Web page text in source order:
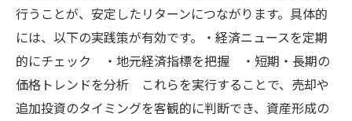
行うことが、安定したリターンにつながります。具体的
には、以下の実践策が有効です。・経済ニュースを定期
的にチェック ・地元経済指標を把握 ・短期・長期の
価格トレンドを分析 これらを実行することで、売却や
追加投資のタイミングを客観的に判断でき、資産形成の